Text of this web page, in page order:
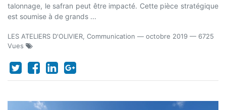
talonnage, le safran peut être impacté. Cette pièce stratégique
est soumise à de grands ...
LES ATELIERS D'OLIVIER, Communication — octobre 2019 — 6725
Vues